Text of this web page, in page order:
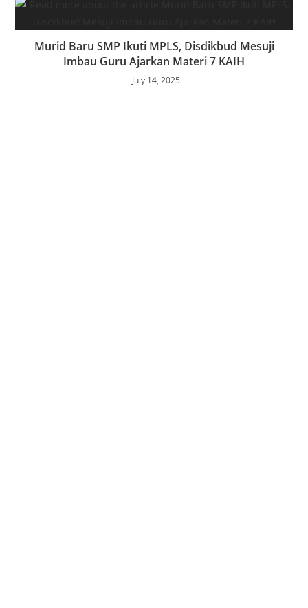
Murid Baru SMP Ikuti MPLS, Disdikbud Mesuji
Imbau Guru Ajarkan Materi 7 KAIH
July 14, 2025